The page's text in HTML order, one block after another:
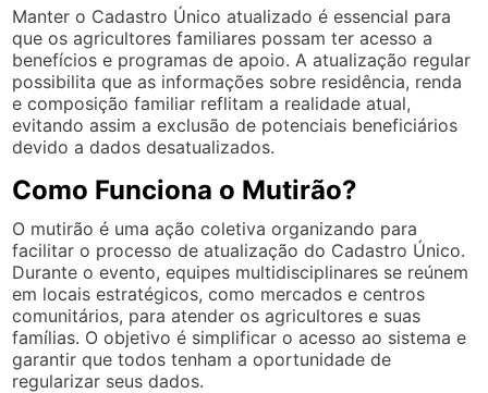
Manter o Cadastro Único atualizado é essencial para
que os agricultores familiares possam ter acesso a
benefícios e programas de apoio. A atualização regular
possibilita que as informações sobre residência, renda
e composição familiar reflitam a realidade atual,
evitando assim a exclusão de potenciais beneficiários
devido a dados desatualizados.
Como Funciona o Mutirão?
O mutirão é uma ação coletiva organizando para
facilitar o processo de atualização do Cadastro Único.
Durante o evento, equipes multidisciplinares se reúnem
em locais estratégicos, como mercados e centros
comunitários, para atender os agricultores e suas
famílias. O objetivo é simplificar o acesso ao sistema e
garantir que todos tenham a oportunidade de
regularizar seus dados.